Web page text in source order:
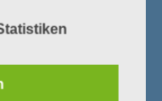
einfach